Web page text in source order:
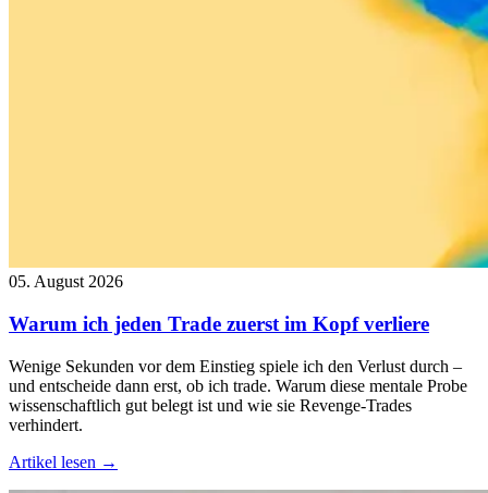
05. August 2026
Warum ich jeden Trade zuerst im Kopf verliere
Wenige Sekunden vor dem Einstieg spiele ich den Verlust durch –
und entscheide dann erst, ob ich trade. Warum diese mentale Probe
wissenschaftlich gut belegt ist und wie sie Revenge-Trades
verhindert.
Artikel lesen →